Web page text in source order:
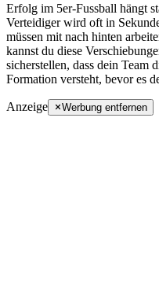
Erfolg im 5er-Fussball hängt
Verteidiger wird oft in
müssen mit nach hinten
kannst du diese
sicherstellen, dass dein Team
Formation versteht, bevor es
Anzeige Werbung entfernen